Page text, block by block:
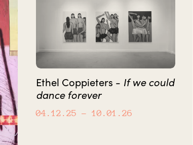
Ethel Coppieters - If we could
dance forever
04.12.25 – 10.01.26